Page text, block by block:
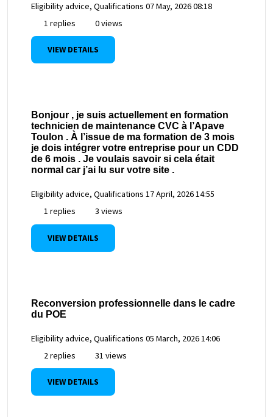
Eligibility advice, Qualifications 07 May, 2026 08:18
1 replies
0 views
VIEW DETAILS
Bonjour , je suis actuellement en formation
technicien de maintenance CVC à l’Apave
Toulon . À l’issue de ma formation de 3 mois
je dois intégrer votre entreprise pour un CDD
de 6 mois . Je voulais savoir si cela était
normal car j’ai lu sur votre site .
Eligibility advice, Qualifications 17 April, 2026 14:55
1 replies
3 views
VIEW DETAILS
Reconversion professionnelle dans le cadre
du POE
Eligibility advice, Qualifications 05 March, 2026 14:06
2 replies
31 views
VIEW DETAILS